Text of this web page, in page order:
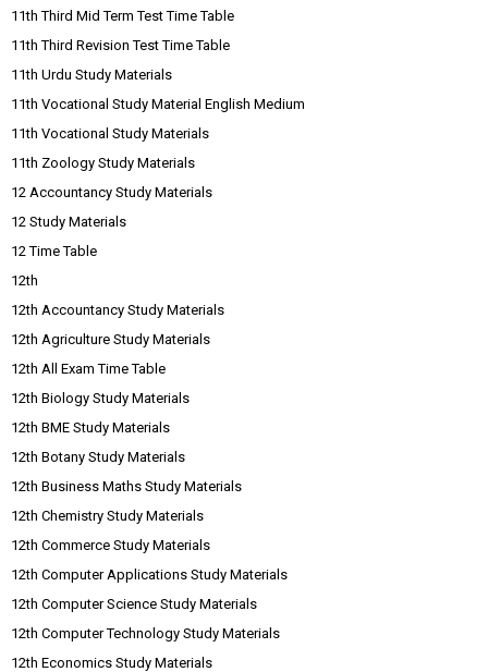
11th Third Mid Term Test Time Table
11th Third Revision Test Time Table
11th Urdu Study Materials
11th Vocational Study Material English Medium
11th Vocational Study Materials
11th Zoology Study Materials
12 Accountancy Study Materials
12 Study Materials
12 Time Table
12th
12th Accountancy Study Materials
12th Agriculture Study Materials
12th All Exam Time Table
12th Biology Study Materials
12th BME Study Materials
12th Botany Study Materials
12th Business Maths Study Materials
12th Chemistry Study Materials
12th Commerce Study Materials
12th Computer Applications Study Materials
12th Computer Science Study Materials
12th Computer Technology Study Materials
12th Economics Study Materials